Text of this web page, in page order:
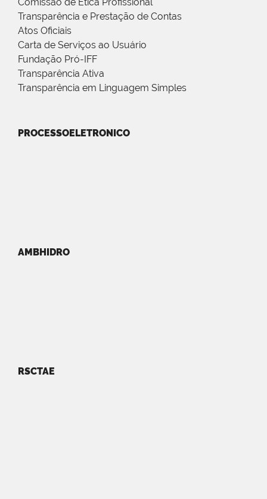
Comissão de Ética Profissional
Transparência e Prestação de Contas
Atos Oficiais
Carta de Serviços ao Usuário
Fundação Pró-IFF
Transparência Ativa
Transparência em Linguagem Simples
PROCESSOELETRONICO
AMBHIDRO
RSCTAE